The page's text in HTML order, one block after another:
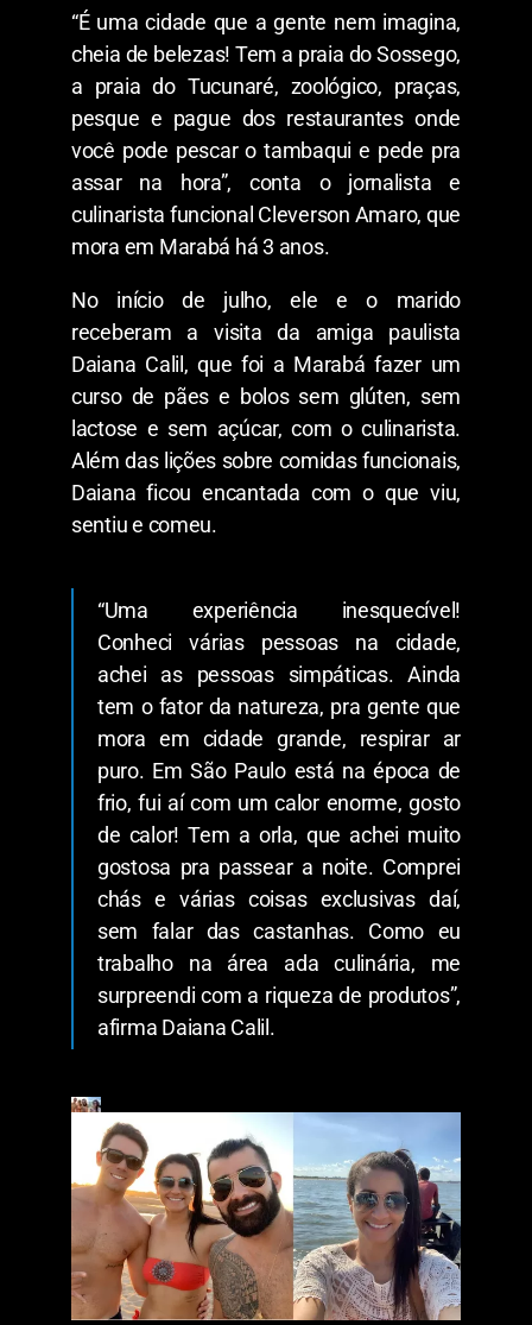
“É uma cidade que a gente nem imagina,
cheia de belezas! Tem a praia do Sossego,
a praia do Tucunaré, zoológico, praças,
pesque e pague dos restaurantes onde
você pode pescar o tambaqui e pede pra
assar na hora”, conta o jornalista e
culinarista funcional Cleverson Amaro, que
mora em Marabá há 3 anos.
No início de julho, ele e o marido
receberam a visita da amiga paulista
Daiana Calil, que foi a Marabá fazer um
curso de pães e bolos sem glúten, sem
lactose e sem açúcar, com o culinarista.
Além das lições sobre comidas funcionais,
Daiana ficou encantada com o que viu,
sentiu e comeu.
“Uma experiência inesquecível!
Conheci várias pessoas na cidade,
achei as pessoas simpáticas. Ainda
tem o fator da natureza, pra gente que
mora em cidade grande, respirar ar
puro. Em São Paulo está na época de
frio, fui aí com um calor enorme, gosto
de calor! Tem a orla, que achei muito
gostosa pra passear a noite. Comprei
chás e várias coisas exclusivas daí,
sem falar das castanhas. Como eu
trabalho na área ada culinária, me
surpreendi com a riqueza de produtos”,
afirma Daiana Calil.